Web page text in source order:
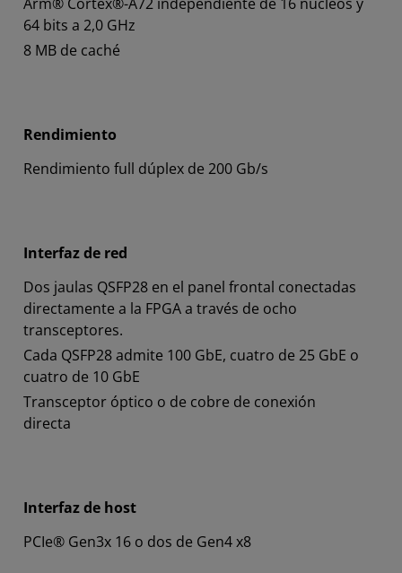
64 bits a 2,0 GHz
8 MB de caché
Rendimiento
Rendimiento full dúplex de 200 Gb/s
Interfaz de red
Dos jaulas QSFP28 en el panel frontal conectadas
directamente a la FPGA a través de ocho
transceptores.
Cada QSFP28 admite 100 GbE, cuatro de 25 GbE o
cuatro de 10 GbE
Transceptor óptico o de cobre de conexión
directa
Interfaz de host
PCIe® Gen3x 16 o dos de Gen4 x8